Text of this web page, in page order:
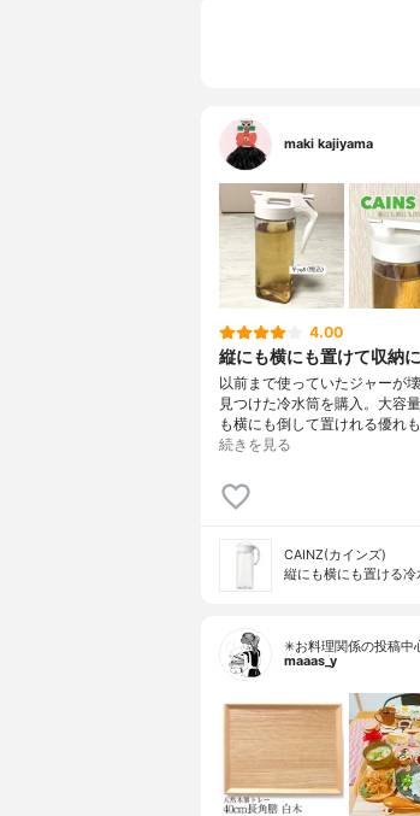
maki kajiyama
4.00
縦にも横にも置けて収納
以前まで使っていたジャーが
見つけた冷水筒を購入。大容
も横にも倒して置けれる優れ
続きを見る
CAINZ(カインズ)
縦にも横にも置ける冷
✳お料理関係の投稿中
maaas_y